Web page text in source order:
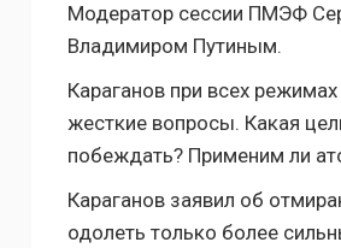
Модератор сессии ПМЭФ
Владимиром Путиным.
Караганов при всех
жесткие вопросы. Какая
побеждать? Применим ли
Караганов заявил об
одолеть только более